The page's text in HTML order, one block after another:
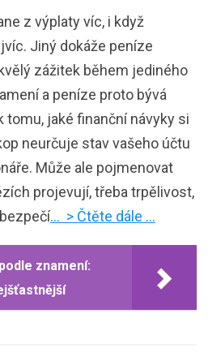
z výplaty víc, i když
Jiný dokáže peníze
zážitek během jediného
a peníze proto bývá
tomu, jaké finanční návyky si
neurčuje stav vašeho účtu
Může ale pojmenovat
projevují, třeba trpělivost,
… > Čtěte dále …
znamení: